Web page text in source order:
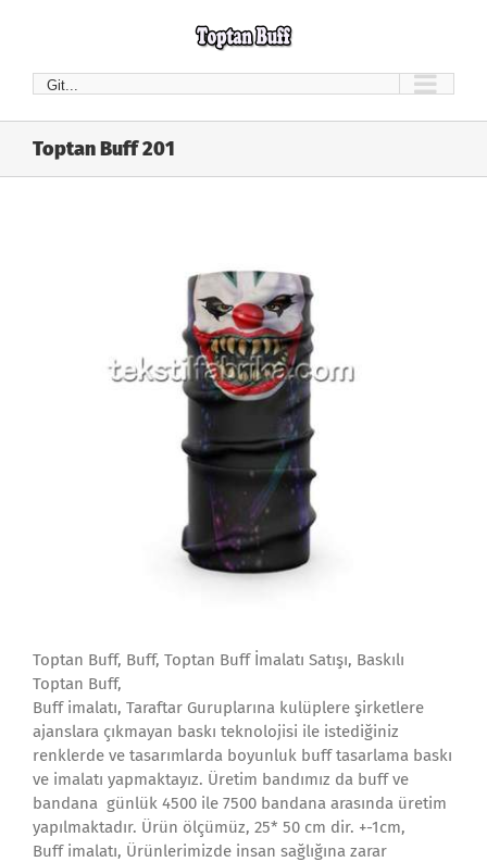
Git...
Toptan Buff 201
Toptan Buff, Buff, Toptan Buff İmalatı Satışı, Baskılı
Toptan Buff,
Buff imalatı, Taraftar Guruplarına kulüplere şirketlere
ajanslara çıkmayan baskı teknolojisi ile istediğiniz
renklerde ve tasarımlarda boyunluk buff tasarlama baskı
ve imalatı yapmaktayız. Üretim bandımız da buff ve
bandana günlük 4500 ile 7500 bandana arasında üretim
yapılmaktadır. Ürün ölçümüz, 25* 50 cm dir. +-1cm,
Buff imalatı, Ürünlerimizde insan sağlığına zarar